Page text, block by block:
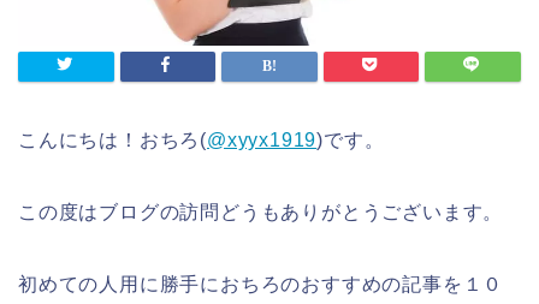
こんにちは！おちろ(@xyyx1919)です。
この度はブログの訪問どうもありがとうございます。
初めての人用に勝手におちろのおすすめの記事を１０